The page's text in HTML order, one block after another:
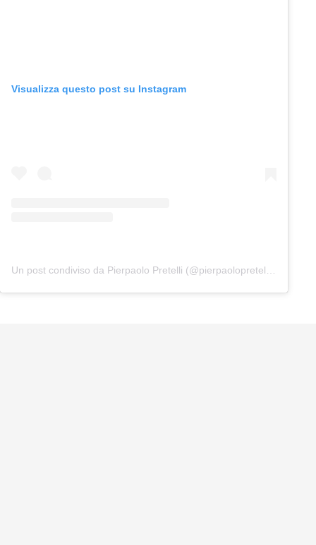
Visualizza questo post su Instagram